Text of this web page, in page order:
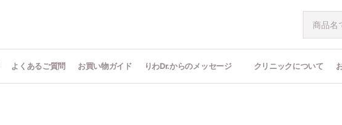
よくあるご質問 お買い物ガイド りわDr.からのメッセージ クリニックについて